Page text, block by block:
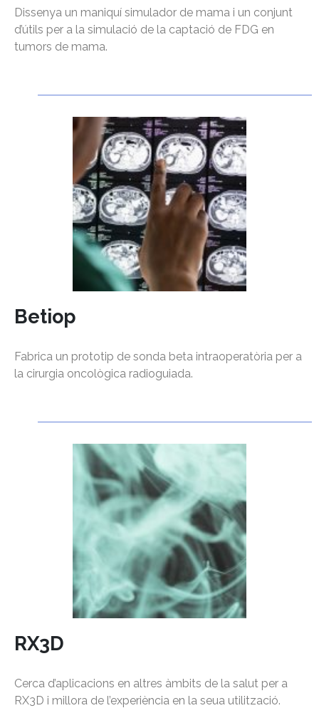
Dissenya un maniquí simulador de mama i un conjunt
d’útils per a la simulació de la captació de FDG en
tumors de mama.
Betiop
Fabrica un prototip de sonda beta intraoperatòria per a
la cirurgia oncològica radioguiada.
RX3D
Cerca d’aplicacions en altres àmbits de la salut per a
RX3D i millora de l’experiència en la seua utilització.